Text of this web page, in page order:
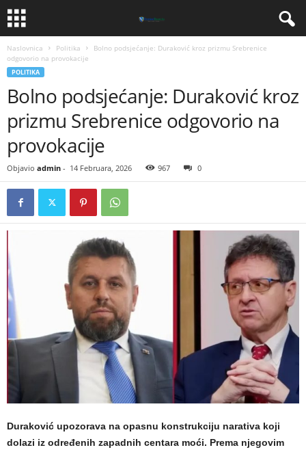
Naslovnica Politika
​Bolno podsjećanje: Duraković kroz prizmu Srebrenice
odgovorio na provokacije
POLITIKA
​Bolno podsjećanje: Duraković kroz
prizmu Srebrenice odgovorio na
provokacije
Objavio admin - 14 Februara, 2026 967 0
Duraković upozorava na opasnu konstrukciju narativa koji
dolazi iz određenih zapadnih centara moći. Prema njegovim